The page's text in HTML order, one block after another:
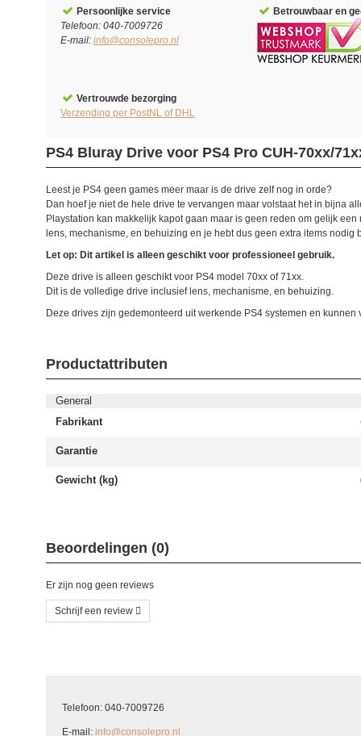
Persoonlijke service
Telefoon: 040-7009726
E-mail: info@consolepro.nl
Betrouwbaar en
Vertrouwde bezorging
Verzending per PostNL of DHL
PS4 Bluray Drive voor PS4 Pro CUH-70xx/
Leest je PS4 geen games meer maar is de drive zelf nog in orde?
Dan hoef je niet de hele drive te vervangen maar volstaat het in bijna
Playstation kan makkelijk kapot gaan maar is geen reden om gelijk
lens, mechanisme, en behuizing en je hebt dus geen extra items nodig
Let op: Dit artikel is alleen geschikt voor professioneel gebruik.
Deze drive is alleen geschikt voor PS4 model 70xx of 71xx.
Dit is de volledige drive inclusief lens, mechanisme, en behuizing.
Deze drives zijn gedemonteerd uit werkende PS4 systemen en
Productattributen
General
Fabrikant
Garantie
Gewicht (kg)
Beoordelingen (0)
Er zijn nog geen reviews
Schrijf een review
Hoe waardeert u dit product?
Telefoon: 040-7009726
E-mail: info@consolepro.nl